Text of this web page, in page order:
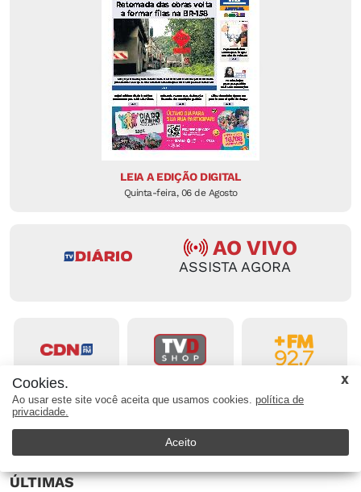
LEIA A EDIÇÃO DIGITAL
Quinta-feira, 06 de Agosto
AO VIVO
ASSISTA AGORA
ÚLTIMAS
Cookies.
Ao usar este site você aceita que usamos cookies. política de
privacidade.
Aceito